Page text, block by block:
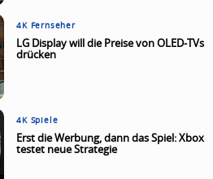
4K Fernseher
LG Display will die Preise von OLED-TVs
drücken
4K Spiele
Erst die Werbung, dann das Spiel: Xbox
testet neue Strategie